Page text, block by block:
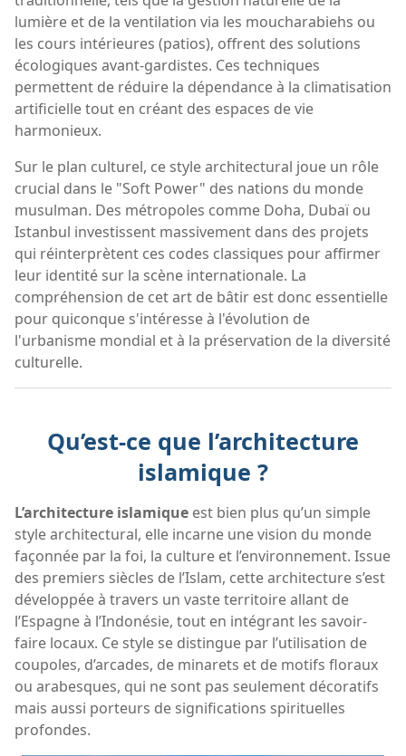
lumière et de la ventilation via les moucharabiehs ou
les cours intérieures (patios), offrent des solutions
écologiques avant-gardistes. Ces techniques
permettent de réduire la dépendance à la climatisation
artificielle tout en créant des espaces de vie
harmonieux.
Sur le plan culturel, ce style architectural joue un rôle
crucial dans le "Soft Power" des nations du monde
musulman. Des métropoles comme Doha, Dubaï ou
Istanbul investissent massivement dans des projets
qui réinterprètent ces codes classiques pour affirmer
leur identité sur la scène internationale. La
compréhension de cet art de bâtir est donc essentielle
pour quiconque s'intéresse à l'évolution de
l'urbanisme mondial et à la préservation de la diversité
culturelle.
Qu’est-ce que l’architecture
islamique ?
L’architecture islamique est bien plus qu’un simple
style architectural, elle incarne une vision du monde
façonnée par la foi, la culture et l’environnement. Issue
des premiers siècles de l’Islam, cette architecture s’est
développée à travers un vaste territoire allant de
l’Espagne à l’Indonésie, tout en intégrant les savoir-
faire locaux. Ce style se distingue par l’utilisation de
coupoles, d’arcades, de minarets et de motifs floraux
ou arabesques, qui ne sont pas seulement décoratifs
mais aussi porteurs de significations spirituelles
profondes.